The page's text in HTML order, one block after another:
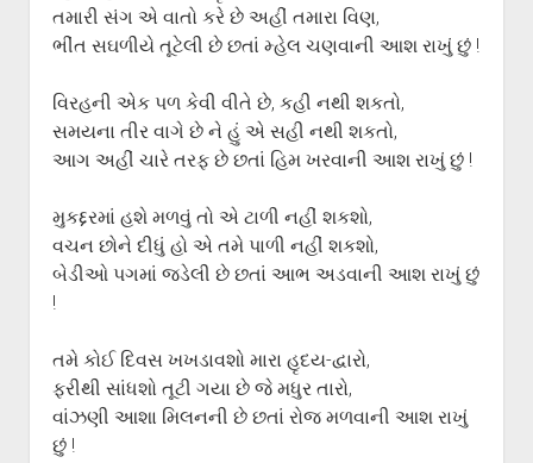
તમારી સંગ એ વાતો કરે છે અહીં તમારા વિણ,
ભીંત સઘળીયે તૂટેલી છે છતાં મ્હેલ ચણવાની આશ રાખું છું !
વિરહની એક પળ કેવી વીતે છે, કહી નથી શકતો,
સમયના તીર વાગે છે ને હું એ સહી નથી શકતો,
આગ અહીં ચારે તરફ છે છતાં હિમ ખરવાની આશ રાખું છું !
મુકદ્દરમાં હશે મળવું તો એ ટાળી નહીં શકશો,
વચન છોને દીધું હો એ તમે પાળી નહીં શકશો,
બેડીઓ પગમાં જડેલી છે છતાં આભ અડવાની આશ રાખું છું
!
તમે કોઈ દિવસ ખખડાવશો મારા હૃદય-દ્વારો,
ફરીથી સાંધશો તૂટી ગયા છે જે મધુર તારો,
વાંઝણી આશા મિલનની છે છતાં રોજ મળવાની આશ રાખું
છું !